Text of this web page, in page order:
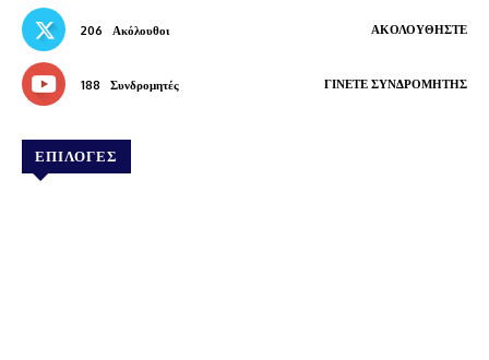
206 Ακόλουθοι ΑΚΟΛΟΥΘΉΣΤΕ
188 Συνδρομητές ΓΊΝΕΤΕ ΣΥΝΔΡΟΜΗΤΉΣ
ΕΠΙΛΟΓΕΣ